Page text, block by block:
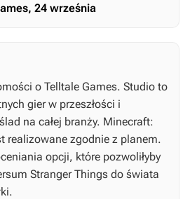
24 września
o Telltale Games. Studio to
gier w przeszłości i
na całej branży. Minecraft:
realizowane zgodnie z planem.
opcji, które pozwoliłyby
Stranger Things do świata